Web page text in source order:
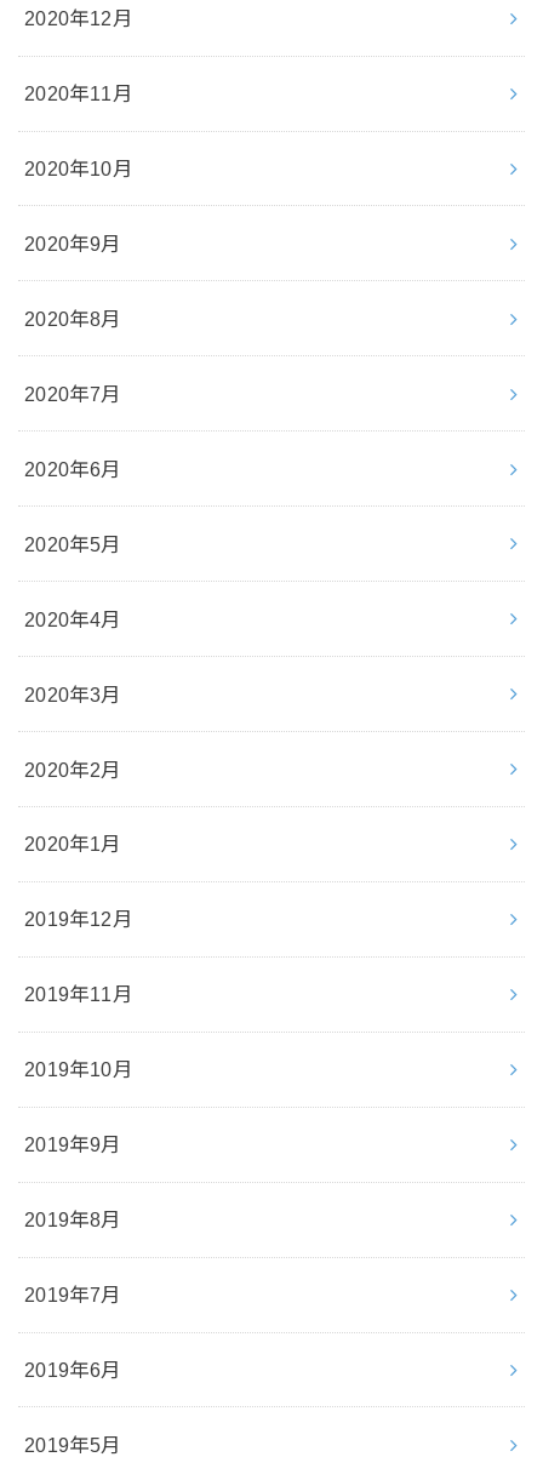
2020年12月
2020年11月
2020年10月
2020年9月
2020年8月
2020年7月
2020年6月
2020年5月
2020年4月
2020年3月
2020年2月
2020年1月
2019年12月
2019年11月
2019年10月
2019年9月
2019年8月
2019年7月
2019年6月
2019年5月